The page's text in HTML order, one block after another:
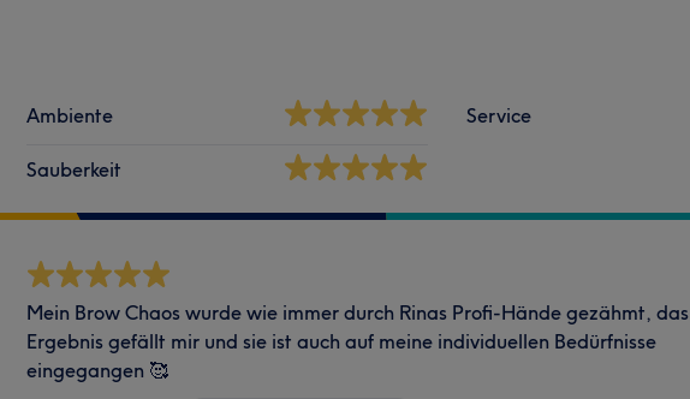
Ambiente
Sauberkeit
Service
Mein Brow Chaos wurde wie immer durch Rinas Profi-Hände gezähmt, das
Ergebnis gefällt mir und sie ist auch auf meine individuellen Bedürfnisse
eingegangen 🥰